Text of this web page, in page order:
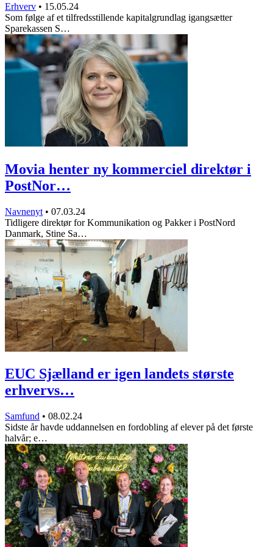
Erhverv • 15.05.24
Som følge af et tilfredsstillende kapitalgrundlag igangsætter
Sparekassen S…
Movia henter ny kommerciel direktør i
PostNor…
Navnenyt • 07.03.24
Tidligere direktør for Kommunikation og Pakker i PostNord
Danmark, Stine Sa…
EUC Sjælland er igen landets største
erhvervs…
Samfund • 08.02.24
Sidste år havde uddannelsen en fordobling af elever på det første
halvår; e…